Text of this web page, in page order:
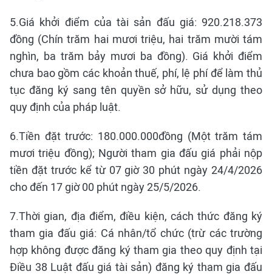
5.Giá khởi điểm của tài sản đấu giá: 920.218.373
đồng (Chín trăm hai mươi triệu, hai trăm mười tám
nghìn, ba trăm bảy mươi ba đồng). Giá khởi điểm
chưa bao gồm các khoản thuế, phí, lệ phí để làm thủ
tục đăng ký sang tên quyền sở hữu, sử dụng theo
quy định của pháp luật.
6.Tiền đặt trước: 180.000.000đồng (Một trăm tám
mươi triệu đồng); Người tham gia đấu giá phải nộp
tiền đặt trước kể từ 07 giờ 30 phút ngày 24/4/2026
cho đến 17 giờ 00 phút ngày 25/5/2026.
7.Thời gian, địa điểm, điều kiện, cách thức đăng ký
tham gia đấu giá: Cá nhân/tổ chức (trừ các trường
hợp không được đăng ký tham gia theo quy định tại
Điều 38 Luật đấu giá tài sản) đăng ký tham gia đấu